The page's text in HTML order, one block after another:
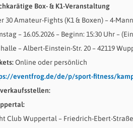
Box- & K1-Veranstaltung
30 Amateur-Fights (K1 & Boxen) – 4-
– 16.05.2026 – Beginn: 15:30 Uhr –
– Albert-Einstein-Str. 20 – 42119
Online oder persönlich
eventfrog.de/de/p/sport-fitness/
Club Wuppertal – Friedrich-Ebert-